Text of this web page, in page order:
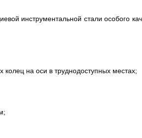
инструментальной стали особого
на оси в труднодоступных местах;